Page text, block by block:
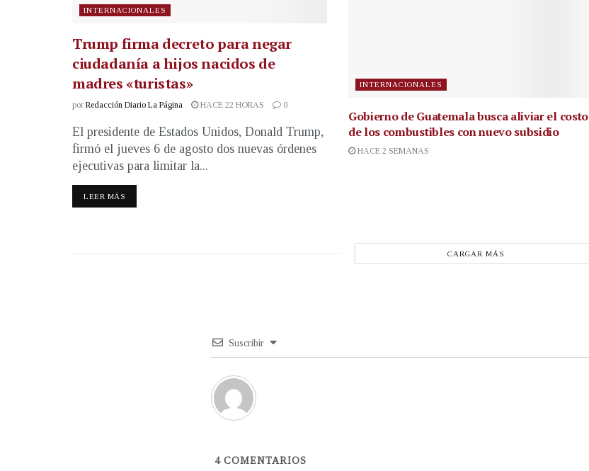
INTERNACIONALES
Trump firma decreto para negar
ciudadanía a hijos nacidos de
madres «turistas»
por Redacción Diario La Página HACE 22 HORAS 0
El presidente de Estados Unidos, Donald Trump,
firmó el jueves 6 de agosto dos nuevas órdenes
ejecutivas para limitar la...
LEER MÁS
INTERNACIONALES
Gobierno de Guatemala busca aliviar el costo
de los combustibles con nuevo subsidio
HACE 2 SEMANAS
CARGAR MÁS
Suscribir
4COMENTARIOS